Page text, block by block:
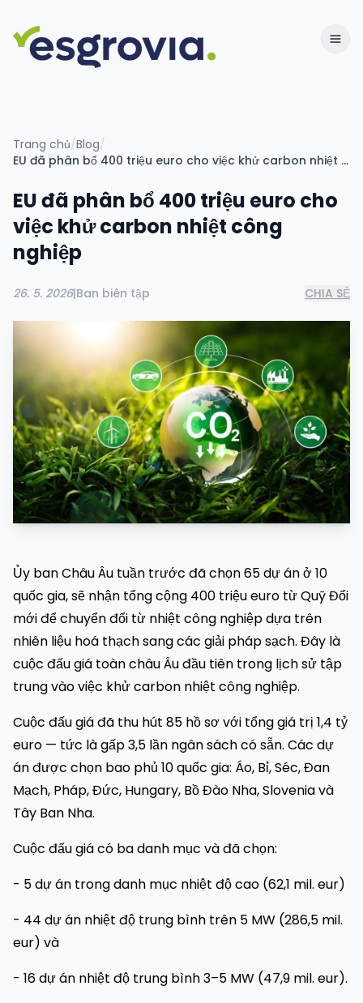
Trang chủ/Blog/
EU đã phân bổ 400 triệu euro cho việc khử carbon nhiệt công nghiệp
EU đã phân bổ 400 triệu euro cho
việc khử carbon nhiệt công
nghiệp
26. 5. 2026|Ban biên tập CHIA SẺ
Ủy ban Châu Âu tuần trước đã chọn 65 dự án ở 10
quốc gia, sẽ nhận tổng cộng 400 triệu euro từ Quỹ Đổi
mới để chuyển đổi từ nhiệt công nghiệp dựa trên
nhiên liệu hoá thạch sang các giải pháp sạch. Đây là
cuộc đấu giá toàn châu Âu đầu tiên trong lịch sử tập
trung vào việc khử carbon nhiệt công nghiệp.
Cuộc đấu giá đã thu hút 85 hồ sơ với tổng giá trị 1,4 tỷ
euro — tức là gấp 3,5 lần ngân sách có sẵn. Các dự
án được chọn bao phủ 10 quốc gia: Áo, Bỉ, Séc, Đan
Mạch, Pháp, Đức, Hungary, Bồ Đào Nha, Slovenia và
Tây Ban Nha.
Cuộc đấu giá có ba danh mục và đã chọn:
- 5 dự án trong danh mục nhiệt độ cao (62,1 mil. eur)
- 44 dự án nhiệt độ trung bình trên 5 MW (286,5 mil.
eur) và
- 16 dự án nhiệt độ trung bình 3–5 MW (47,9 mil. eur).